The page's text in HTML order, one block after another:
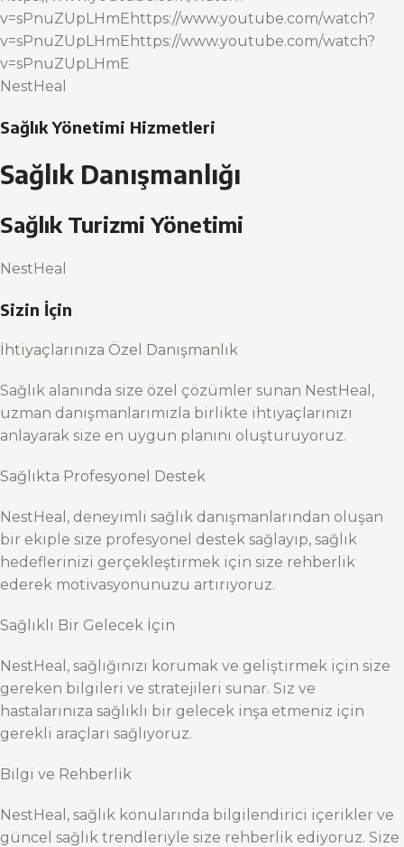
v=sPnuZUpLHmEhttps://www.youtube.com/watch?
v=sPnuZUpLHmEhttps://www.youtube.com/watch?
v=sPnuZUpLHmE
NestHeal
Sağlık Yönetimi Hizmetleri
Sağlık Danışmanlığı
Sağlık Turizmi Yönetimi
NestHeal
Sizin İçin
İhtiyaçlarınıza Özel Danışmanlık
Sağlık alanında size özel çözümler sunan NestHeal,
uzman danışmanlarımızla birlikte ihtiyaçlarınızı
anlayarak size en uygun planını oluşturuyoruz.
Sağlıkta Profesyonel Destek
NestHeal, deneyimli sağlık danışmanlarından oluşan
bir ekiple size profesyonel destek sağlayıp, sağlık
hedeflerinizi gerçekleştirmek için size rehberlik
ederek motivasyonunuzu artırıyoruz.
Sağlıklı Bir Gelecek İçin
NestHeal, sağlığınızı korumak ve geliştirmek için size
gereken bilgileri ve stratejileri sunar. Siz ve
hastalarınıza sağlıklı bir gelecek inşa etmeniz için
gerekli araçları sağlıyoruz.
Bilgi ve Rehberlik
NestHeal, sağlık konularında bilgilendirici içerikler ve
güncel sağlık trendleriyle size rehberlik ediyoruz. Size